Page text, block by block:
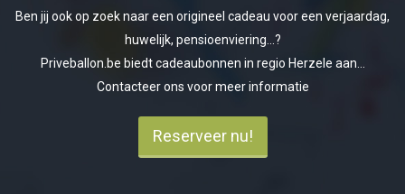
Ben jij ook op zoek naar een origineel cadeau voor een verjaardag,
huwelijk, pensioenviering...?
Priveballon.be biedt cadeaubonnen in regio Herzele aan...
Contacteer ons voor meer informatie
Reserveer nu!